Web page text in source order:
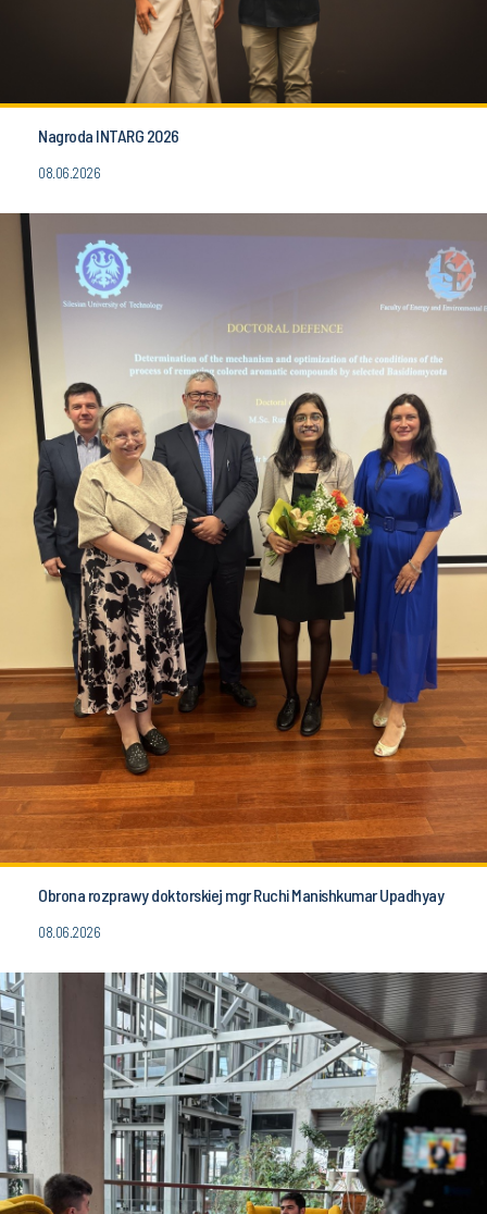
Nagroda INTARG 2026
08.06.2026
Obrona rozprawy doktorskiej mgr Ruchi Manishkumar Upadhyay
08.06.2026